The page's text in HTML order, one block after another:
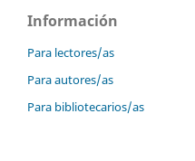
Información
Para lectores/as
Para autores/as
Para bibliotecarios/as